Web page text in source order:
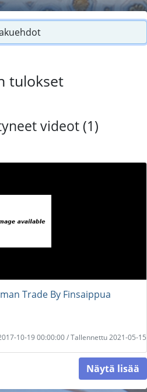
tulokset
videot (1)
Trade By Finsaippua
10-19 00:00:00 / Tallennettu 2021-05-15
Näytä lisää